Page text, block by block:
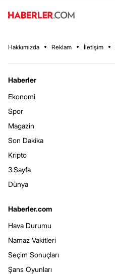
Hakkımızda Reklam İletişim
Haberler
Ekonomi
Spor
Magazin
Son Dakika
Kripto
3.Sayfa
Dünya
Haberler.com
Hava Durumu
Namaz Vakitleri
Seçim Sonuçları
Şans Oyunları